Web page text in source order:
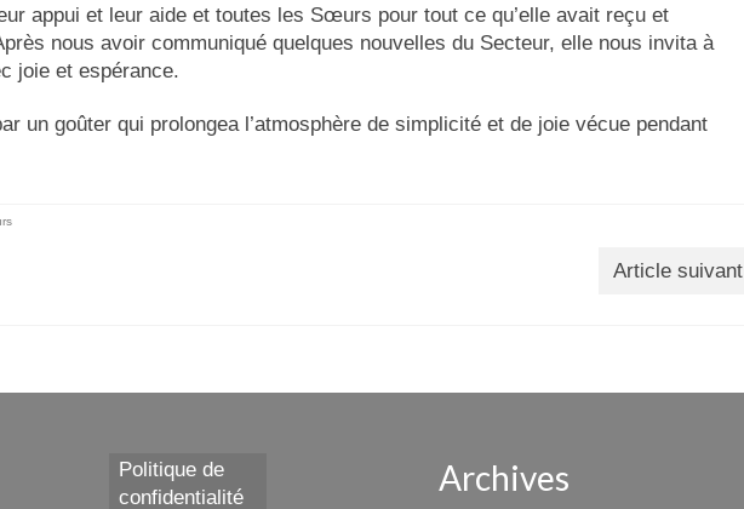
appui et leur aide et toutes les Sœurs pour tout ce qu’elle avait reçu et
nous avoir communiqué quelques nouvelles du Secteur, elle nous invita à
joie et espérance.
un goûter qui prolongea l’atmosphère de simplicité et de joie vécue pendant
Article suivant
Politique de
confidentialité
Archives